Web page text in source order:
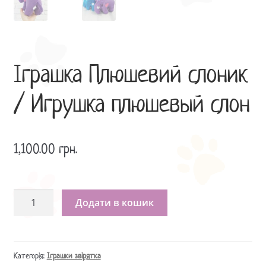
Іграшка Плюшевий слоник
/ Игрушка плюшевый слон
1,100.00 грн.
Игрушка
Додати в кошик
Категорія: Іграшки звірятка